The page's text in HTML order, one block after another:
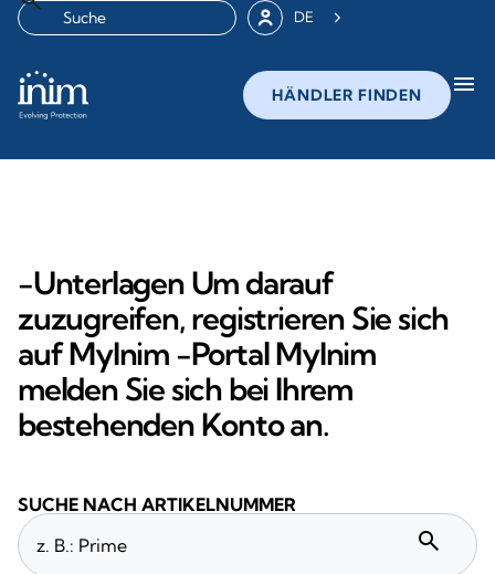
DE
HÄNDLER FINDEN menu
-Unterlagen Um darauf
zuzugreifen, registrieren Sie sich
auf MyInim -Portal MyInim
melden Sie sich bei Ihrem
bestehenden Konto an.
SUCHE NACH ARTIKELNUMMER
search